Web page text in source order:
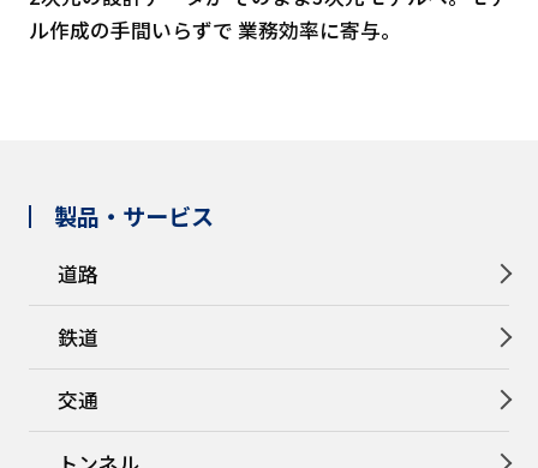
ル作成の手間いらずで 業務効率に寄与。
製品・サービス
道路
鉄道
交通